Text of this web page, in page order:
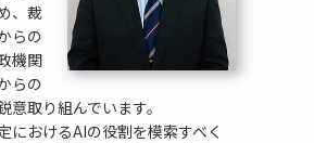
、裁
らの
機関
らの
意取り組んでいます。
におけるAIの役割を模索すべく